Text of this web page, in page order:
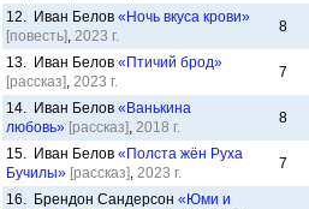
12. Иван Белов «Ночь вкуса крови»
[повесть], 2023 г.
8
13. Иван Белов «Птичий брод»
[рассказ], 2023 г.
7
14. Иван Белов «Ванькина
любовь» [рассказ], 2018 г.
8
15. Иван Белов «Полста жён Руха
Бучилы» [рассказ], 2023 г.
7
16. Брендон Сандерсон «Юми и